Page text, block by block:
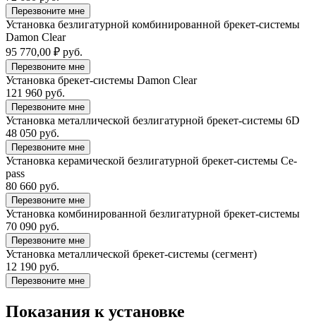
Перезвоните мне
Установка безлигатурной комбинированной брекет-системы
Damon Clear
95 770,00 ₽ руб.
Перезвоните мне
Установка брекет-системы Damon Clear
121 960 руб.
Перезвоните мне
Установка металлической безлигатурной брекет-системы 6D
48 050 руб.
Перезвоните мне
Установка керамической безлигатурной брекет-системы Ce-
pass
80 660 руб.
Перезвоните мне
Установка комбинированной безлигатурной брекет-системы
70 090 руб.
Перезвоните мне
Установка металлической брекет-системы (сегмент)
12 190 руб.
Перезвоните мне
Показания к установке